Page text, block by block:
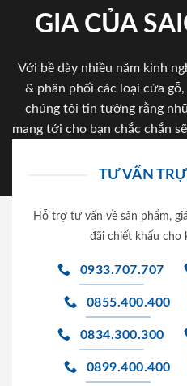
GIA CỦA
Với bề dày nhiều năm kinh
& phân phối các loại cửa
chúng tôi tin tưởng rằng
mang tới cho bạn chắc chắn
TƯ VẤN
Hỗ trợ tư vấn về sản phẩm,
đãi chiết khấu cho
0933.707.707
0855.400.400
0834.300.300
0899.400.400